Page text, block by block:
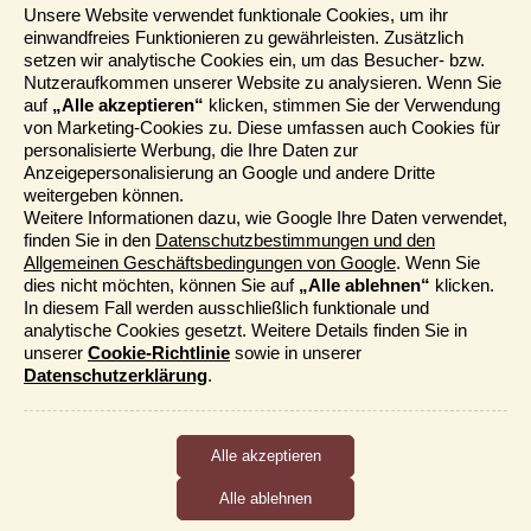
Die Fahrt vom Ranthambore Nationalpark nach Agra
unterbrechen wir, um die Geisterstadt Fatehpur Sikri,
ehemals erbaut durch den Großmogul Akbar, zu
erkunden. Der Aufenthalt inAgrasteht ganz im Zeichen
des weltberühmten
, des Mausoleums, das
Kaiser Schah Jehan I. für seine Lieblingsfrau Arjumand
Banu, genannt Mumtaz-i-Mahal (die Auserwählte des
Reisemessen
Häufig gestellte Fragen
AGB
Formblatt
Datenschutz
Informationstage
Unser Belgischer Partner
Unser Niederländischer Partner
Sitemap
Cookie-Richtlinie
Mehr entdecken
Für unseren Newsletter eintragen
Unsere Website verwendet funktionale Cookies, um ihr
einwandfreies Funktionieren zu gewährleisten. Zusätzlich
setzen wir analytische Cookies ein, um das Besucher- bzw.
Nutzeraufkommen unserer Website zu analysieren. Wenn Sie
auf „Alle akzeptieren“ klicken, stimmen Sie der Verwendung
von Marketing-Cookies zu. Diese umfassen auch Cookies für
personalisierte Werbung, die Ihre Daten zur
Anzeigepersonalisierung an Google und andere Dritte
weitergeben können.
Weitere Informationen dazu, wie Google Ihre Daten verwendet,
finden Sie in den Datenschutzbestimmungen und den
Allgemeinen Geschäftsbedingungen von Google. Wenn Sie
dies nicht möchten, können Sie auf „Alle ablehnen“ klicken.
In diesem Fall werden ausschließlich funktionale und
analytische Cookies gesetzt. Weitere Details finden Sie in
unserer Cookie-Richtlinie sowie in unserer
Datenschutzerklärung.
Cookies, die das ordnungsgemäße Funktionieren der Website
sicherstellen, sowie Cookies, die uns ermöglichen, die
Nutzung der Website anonym zu messen.
Marketing-Cookies
Alle ablehnen